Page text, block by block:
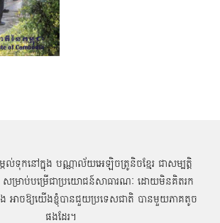
ល់ទុកនៅក្នុង បណ្ណាល័យអេឡិចត្រូនិចខ្មែរ ជាសម្បតិ្ត
សម្រាប់បម្រើជាប្រយោជន៍សាធារណៈ ដោយមិនគិតរក
អាចឱ្យយើងខ្ញុំបានជួយប្រទេសជាតិ បានមួយភាគតូច
ផងដែរ។